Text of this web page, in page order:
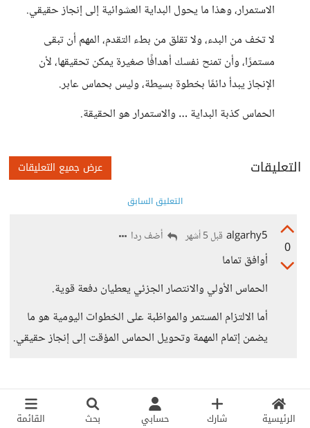
الرئيسية شارك حسابي بحث القائمة
الاستمرار، وهذا ما يحول البداية العشوائية إلى إنجاز حقيقي.
لا تخف من البدء، ولا تقلق من بطء التقدم، المهم أن تبقى
مستمرًا، وأن تمنح نفسك أهدافًا صغيرة يمكن تحقيقها، لأن
الإنجاز يبدأ دائمًا بخطوة بسيطة، وليس بحماس عابر.
الحماس كذبة البداية … والاستمرار هو الحقيقة.
التعليقات عرض جميع التعليقات
التعليق السابق
0
algarhy5 قبل 5 أشهر أضف ردا
أوافق تماما
الحماس الأولي والانتصار الجزئي يعطيان دفعة قوية.
أما الالتزام المستمر والمواظبة على الخطوات اليومية هو ما
يضمن إتمام المهمة وتحويل الحماس المؤقت إلى إنجاز حقيقي.